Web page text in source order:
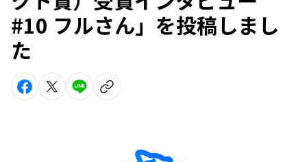
#10 フルさん」を投稿しまし
た